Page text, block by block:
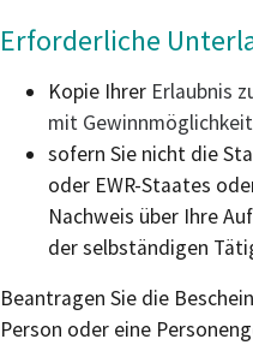
Erforderliche
Kopie Ihrer Erlaubnis
mit Gewinnmöglichkeit
sofern Sie nicht die
oder EWR-Staates
Nachweis über Ihre
der selbständigen
Beantragen Sie die
Person oder eine